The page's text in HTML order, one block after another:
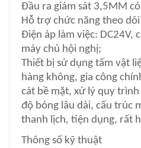
Đầu ra giám sát 3,5MM
Hỗ trợ chức năng theo
Điện áp làm việc: DC24V,
máy chủ hội nghị;
Thiết bị sử dụng tấm vật
hàng không, gia công
cát bề mặt, xử lý quy
độ bóng lâu dài, cấu trúc
thanh lịch, tiện dụng, rất
Thông số kỹ thuật